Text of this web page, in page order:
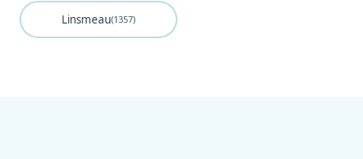
Linsmeau(1357)